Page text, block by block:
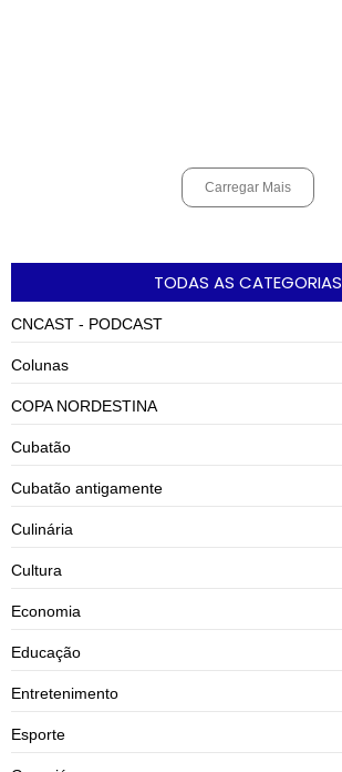
Carregar Mais
TODAS AS CATEGORIAS
CNCAST - PODCAST
Colunas
COPA NORDESTINA
Cubatão
Cubatão antigamente
Culinária
Cultura
Economia
Educação
Entretenimento
Esporte